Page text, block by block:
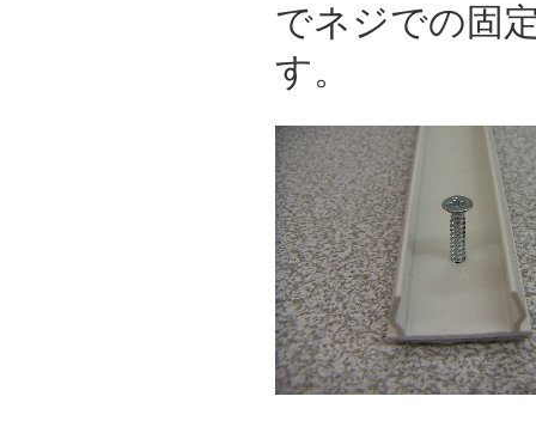
でネジでの固
す。